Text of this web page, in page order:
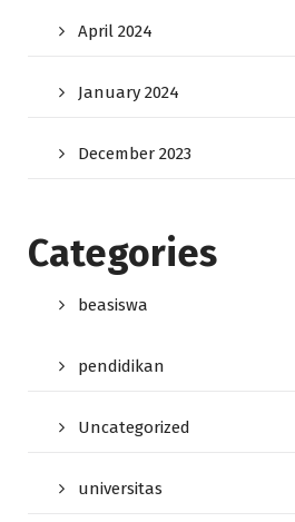
April 2024
January 2024
December 2023
Categories
beasiswa
pendidikan
Uncategorized
universitas